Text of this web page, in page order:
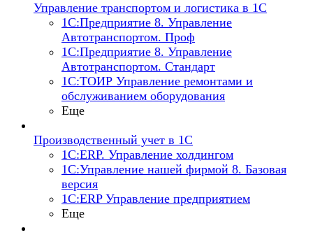
Управление транспортом и логистика в 1С
1С:Предприятие 8. Управление
Автотранспортом. Проф
1С:Предприятие 8. Управление
Автотранспортом. Стандарт
1С:ТОИР Управление ремонтами и
обслуживанием оборудования
Еще
Производственный учет в 1С
1С:ERP. Управление холдингом
1С:Управление нашей фирмой 8. Базовая
версия
1С:ERP Управление предприятием
Еще